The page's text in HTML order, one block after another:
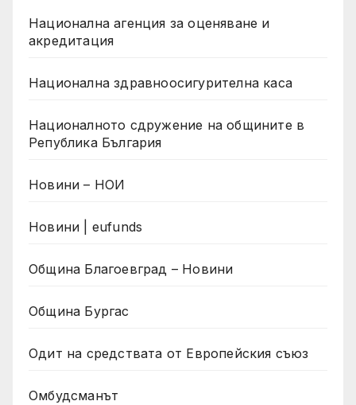
Национална агенция за оценяване и
акредитация
Национална здравноосигурителна каса
Националното сдружение на общините в
Република България
Новини – НОИ
Новини | eufunds
Община Благоевград – Новини
Община Бургас
Одит на средствата от Европейския съюз
Омбудсманът